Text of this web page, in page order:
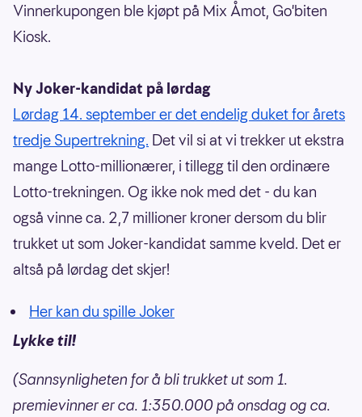
Vinnerkupongen ble kjøpt på Mix Åmot, Go'biten
Kiosk.
Ny Joker-kandidat på lørdag
Lørdag 14. september er det endelig duket for årets
tredje Supertrekning. Det vil si at vi trekker ut ekstra
mange Lotto-millionærer, i tillegg til den ordinære
Lotto-trekningen. Og ikke nok med det - du kan
også vinne ca. 2,7 millioner kroner dersom du blir
trukket ut som Joker-kandidat samme kveld. Det er
altså på lørdag det skjer!
Her kan du spille Joker
Lykke til!
(Sannsynligheten for å bli trukket ut som 1.
premievinner er ca. 1:350.000 på onsdag og ca.